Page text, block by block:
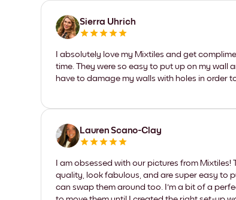
Sierra Uhrich
I absolutely love my Mixtiles and get
time. They were so easy to put up on my wall
have to damage my walls with holes in order
Lauren Scano-Clay
I am obsessed with our pictures from Mixtiles!
quality, look fabulous, and are super easy to
can swap them around too. I'm a bit of a